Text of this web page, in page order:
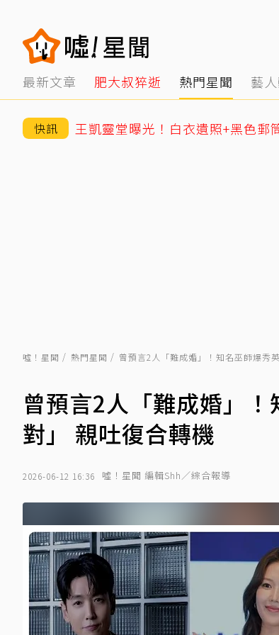
最新文章 肥大叔猝逝 熱門星聞 藝
快訊 王凱靈堂曝光！白衣遺照+黑色郵
噓！星聞 熱門星聞 曾預言2人「難成婚」！知名巫師爆秀
曾預言2人「難成婚」
對」 親吐復合轉機
2026-06-12 16:36 噓！星聞 編輯Shh／綜合報導